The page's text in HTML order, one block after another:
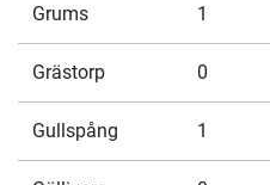
Grums 1
Grästorp 0
Gullspång 1